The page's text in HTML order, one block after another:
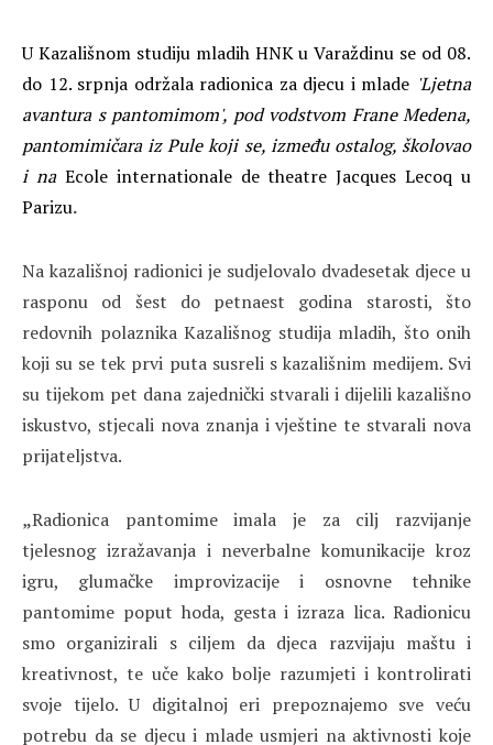
U Kazališnom studiju mladih HNK u Varaždinu se od 08.
do 12. srpnja održala radionica za djecu i mlade 'Ljetna
avantura s pantomimom', pod vodstvom Frane Medena,
pantomimičara iz Pule koji se, između ostalog, školovao
i na Ecole internationale de theatre Jacques Lecoq u
Parizu.
Na kazališnoj radionici je sudjelovalo dvadesetak djece u
rasponu od šest do petnaest godina starosti, što
redovnih polaznika Kazališnog studija mladih, što onih
koji su se tek prvi puta susreli s kazališnim medijem. Svi
su tijekom pet dana zajednički stvarali i dijelili kazališno
iskustvo, stjecali nova znanja i vještine te stvarali nova
prijateljstva.
„Radionica pantomime imala je za cilj razvijanje
tjelesnog izražavanja i neverbalne komunikacije kroz
igru, glumačke improvizacije i osnovne tehnike
pantomime poput hoda, gesta i izraza lica. Radionicu
smo organizirali s ciljem da djeca razvijaju maštu i
kreativnost, te uče kako bolje razumjeti i kontrolirati
svoje tijelo. U digitalnoj eri prepoznajemo sve veću
potrebu da se djecu i mlade usmjeri na aktivnosti koje